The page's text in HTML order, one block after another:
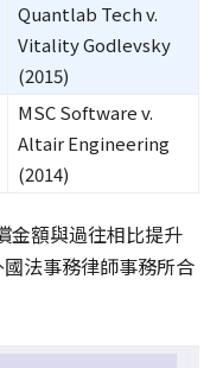
Quantlab Tech v.
Vitality Godlevsky
(2015)
MSC Software v.
Altair Engineering
(2014)
金額與過往相比提升
法事務律師事務所合